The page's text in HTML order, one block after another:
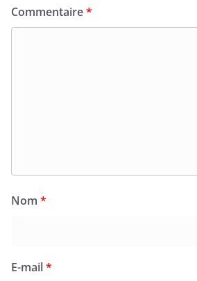
Commentaire*
Nom *
E-mail*